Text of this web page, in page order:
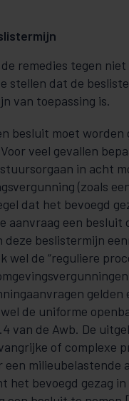
remedies tegen
stellen dat de
van toepassing is.
besluit moet
veel gevallen
in acht
(zoals
dat het bevoegd
aanvraag een besluit
beslistermijn
wel de “reguliere
de uniforme
van de Awb. De
of complexe
een milieubelastende
het bevoegd gezag